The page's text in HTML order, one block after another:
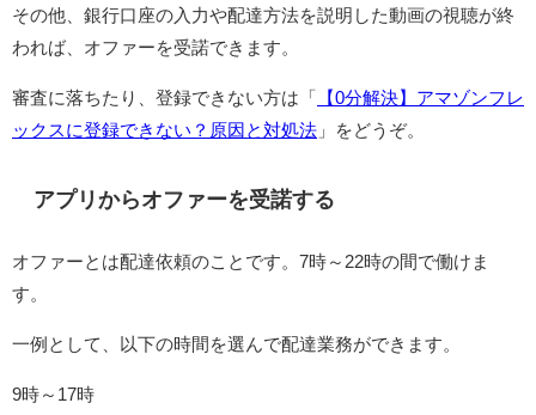
その他、銀行口座の入力や配達方法を説明した動画の視聴が終
われば、オファーを受諾できます。
審査に落ちたり、登録できない方は「
【0分解決】アマゾンフレ
ックスに登録できない？原因と対処法 」をどうぞ。
アプリからオファーを受諾する
オファーとは配達依頼のことです。7時～22時の間で働けま
す。
一例として、以下の時間を選んで配達業務ができます。
9時～17時